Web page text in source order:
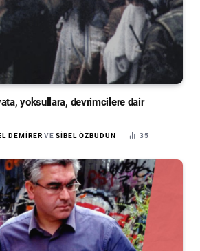
yoksullara, devrimcilere dair
DEMIRER VESIBEL ÖZBUDUN 35